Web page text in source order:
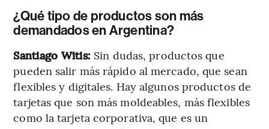
¿Qué tipo de productos son más
demandados en Argentina?
Santiago Witis: Sin dudas, productos que
pueden salir más rápido al mercado, que sean
flexibles y digitales. Hay algunos productos de
tarjetas que son más moldeables, más flexibles
como la tarjeta corporativa, que es un